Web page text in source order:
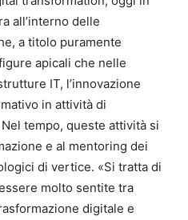
all’interno delle
a titolo puramente
apicali che nelle
IT, l’innovazione
in attività di
tempo, queste attività si
e al mentoring dei
di vertice. «Si tratta di
molto sentite tra
digitale e